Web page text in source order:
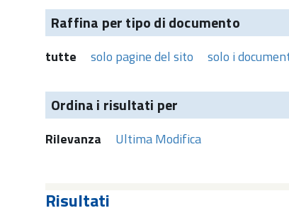
Raffina per tipo di documento
tutte solo pagine del sito solo i
Ordina i risultati per
Rilevanza Ultima Modifica
Risultati